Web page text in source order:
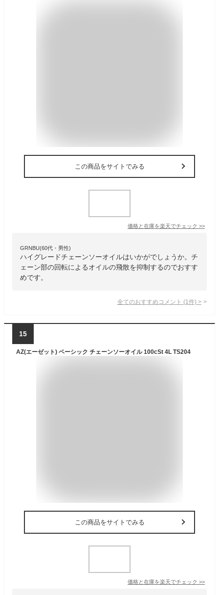
この商品をサイトでみる
価格と在庫を楽天でチェック >>
GRNBU(60代・男性)
ハイグレードチェーンソーオイルはいかがでしょうか。チ
ェーン部の回転によるオイルの飛散を抑制するのでおすす
めです。
全てのおすすめコメント (1 件) >
15
AZ(エーゼット) ベーシック チェーンソーオイル 100cSt 4L TS204
この商品をサイトでみる
価格と在庫を楽天でチェック >>